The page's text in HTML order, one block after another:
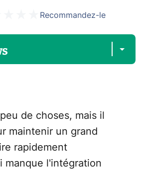
Recommandez-le
de choses, mais il
maintenir un grand
rapidement
manque l'intégration